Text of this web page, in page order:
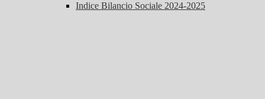
Indice Bilancio Sociale 2024-2025